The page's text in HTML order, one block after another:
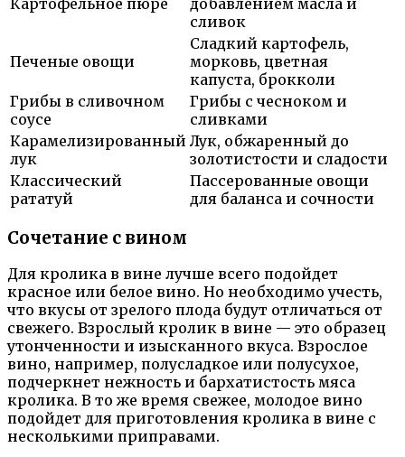
сливок
Печеные овощи
Сладкий картофель,
морковь, цветная
капуста, брокколи
Грибы в сливочном
соусе
Грибы с чесноком и
сливками
Карамелизированный
лук
Лук, обжаренный до
золотистости и сладости
Классический
рататуй
Пассерованные овощи
для баланса и сочности
Сочетание с вином
Для кролика в вине лучше всего подойдет
красное или белое вино. Но необходимо учесть,
что вкусы от зрелого плода будут отличаться от
свежего. Взрослый кролик в вине — это образец
утонченности и изысканного вкуса. Взрослое
вино, например, полусладкое или полусухое,
подчеркнет нежность и бархатистость мяса
кролика. В то же время свежее, молодое вино
подойдет для приготовления кролика в вине с
несколькими приправами.